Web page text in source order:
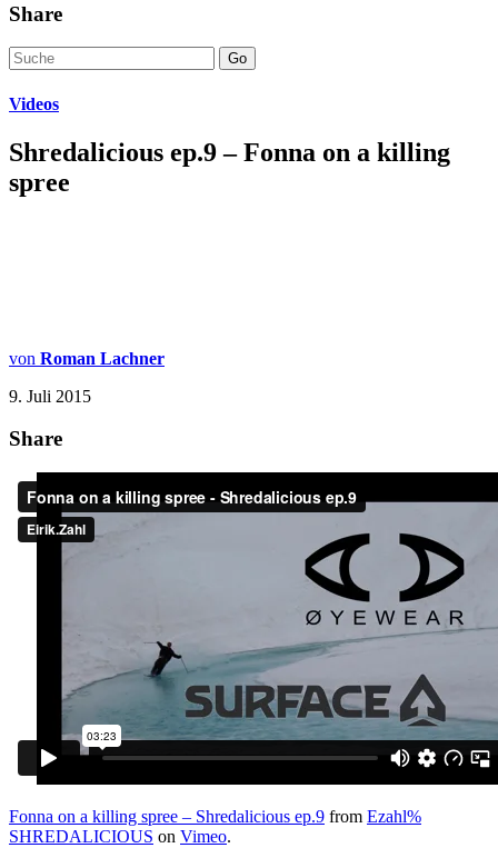
Share
Go
Videos
Shredalicious ep.9 – Fonna on a killing
spree
von Roman Lachner
9. Juli 2015
Share
Fonna on a killing spree – Shredalicious ep.9 from Ezahl%
SHREDALICIOUS on Vimeo.